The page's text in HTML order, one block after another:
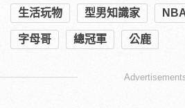
生活玩物 型男知識家
字母哥 總冠軍 公鹿